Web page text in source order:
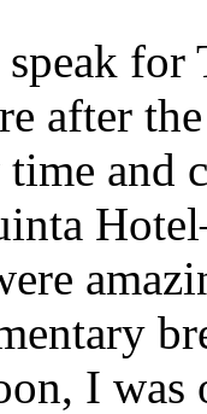
for
after
and
I was